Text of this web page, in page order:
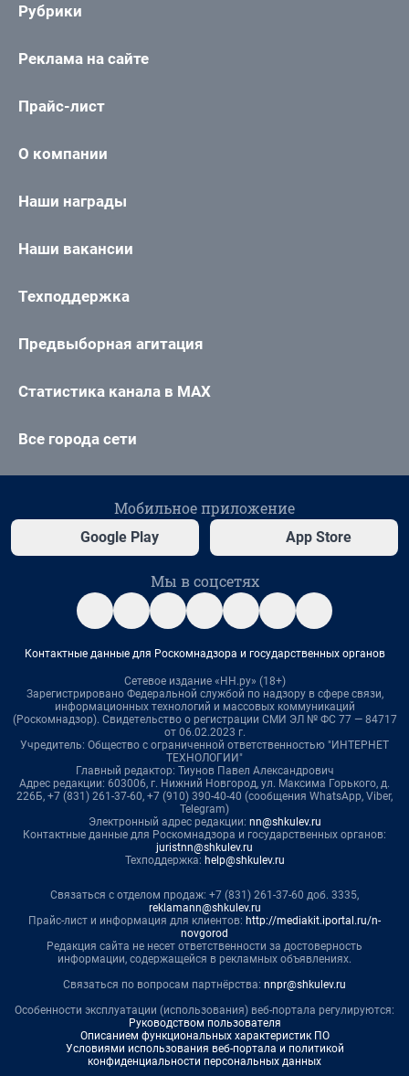
Рубрики
Реклама на сайте
Прайс-лист
О компании
Наши награды
Наши вакансии
Техподдержка
Предвыборная агитация
Статистика канала в MAX
Все города сети
Мобильное приложение
Google Play App Store
Мы в соцсетях
Контактные данные для Роскомнадзора и государственных органов
Сетевое издание «НН.ру» (18+)
Зарегистрировано Федеральной службой по надзору в сфере связи,
информационных технологий и массовых коммуникаций
(Роскомнадзор). Свидетельство о регистрации СМИ ЭЛ № ФС 77 — 84717
от 06.02.2023 г.
Учредитель: Общество с ограниченной ответственностью "ИНТЕРНЕТ
ТЕХНОЛОГИИ"
Главный редактор: Тиунов Павел Александрович
Адрес редакции: 603006, г. Нижний Новгород, ул. Максима Горького, д.
226Б, +7 (831) 261-37-60, +7 (910) 390-40-40 (сообщения WhatsApp, Viber,
Telegram)
Электронный адрес редакции: nn@shkulev.ru
Контактные данные для Роскомнадзора и государственных органов:
juristnn@shkulev.ru
Техподдержка: help@shkulev.ru
Связаться с отделом продаж: +7 (831) 261-37-60 доб. 3335,
reklamann@shkulev.ru
Прайс-лист и информация для клиентов: http://mediakit.iportal.ru/n-
novgorod
Редакция сайта не несет ответственности за достоверность
информации, содержащейся в рекламных объявлениях.
Связаться по вопросам партнёрства: nnpr@shkulev.ru
Особенности эксплуатации (использования) веб-портала регулируются:
Руководством пользователя
Описанием функциональных характеристик ПО
Условиями использования веб-портала и политикой
конфиденциальности персональных данных